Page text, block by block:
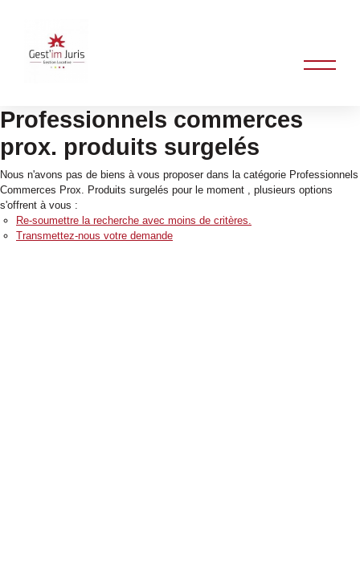
Professionnels commerces
prox. produits surgelés
Nous n'avons pas de biens à vous proposer dans la catégorie Professionnels
Commerces Prox. Produits surgelés pour le moment , plusieurs options
s'offrent à vous :
Re-soumettre la recherche avec moins de critères.
Transmettez-nous votre demande